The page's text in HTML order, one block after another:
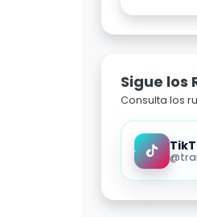
Sigue los
Consulta los